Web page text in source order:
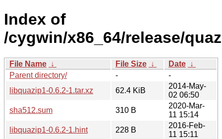
Index of
/cygwin/x86_64/release/
File Name ↓ File Size ↓ Date ↓
Parent directory/
-
-
libquazip1-0.6.2-1.tar.xz
62.4 KiB
2014-May-
02 06:50
sha512.sum
310 B
2020-Mar-
11 15:14
libquazip1-0.6.2-1.hint
228 B
2016-Feb-
11 15:11